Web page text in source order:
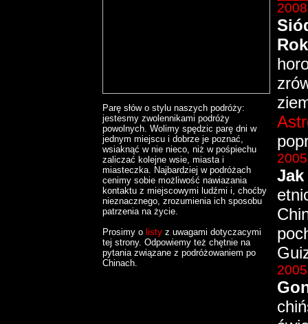
Parę słów o stylu naszych podróży:
jestesmy zwolennikami podróży
powolnych. Wolimy spędzic parę dni w
jednym miejscu i dobrze je poznać,
wsiaknąć w nie nieco, niż w pośpiechu
zaliczać kolejne wsie, miasta i
miasteczka. Najbardziej w podróżach
cenimy sobie możliwość nawiazania
kontaktu z miejscowymi ludźmi i, choćby
nieznacznego, zrozumienia ich sposobu
patrzenia na życie.
Prosimy o listy z uwagami dotyczacymi
tej strony. Odpowiemy też chętnie na
pytania związane z podróżowaniem po
Chinach.